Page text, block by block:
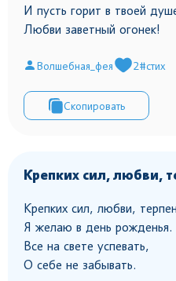
И пусть горит в твоей
Любви заветный огонек!
Волшебная_фея 2#стих
Скопировать
Крепких сил, любви,
Крепких сил, любви,
Я желаю в день рожденья.
Все на свете успевать,
О себе не забывать.